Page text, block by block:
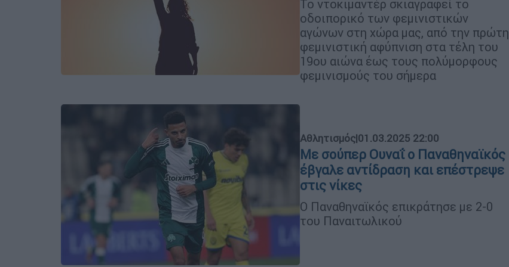
Το ντοκιμαντέρ σκιαγραφεί το
οδοιπορικό των φεμινιστικών
αγώνων στη χώρα μας, από την πρώτη
φεμινιστική αφύπνιση στα τέλη του
19ου αιώνα έως τους πολύμορφους
φεμινισμούς του σήμερα
Αθλητισμός|01.03.2025 22:00
Με σούπερ Ουναΐ ο Παναθηναϊκός
έβγαλε αντίδραση και επέστρεψε
στις νίκες
Ο Παναθηναϊκός επικράτησε με 2-0
του Παναιτωλικού